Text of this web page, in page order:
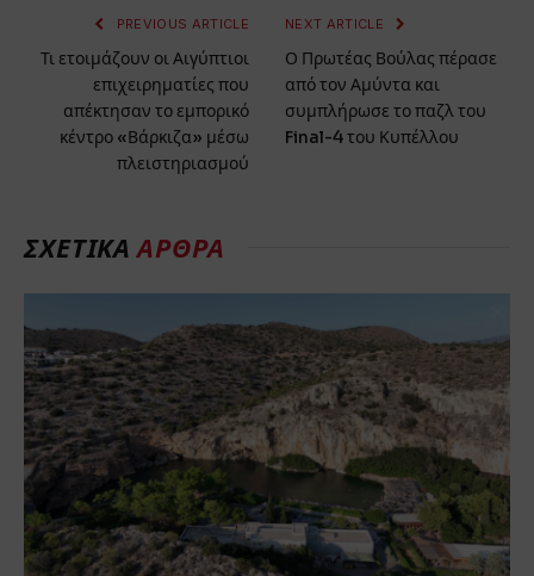
PREVIOUS ARTICLE
Τι ετοιμάζουν οι Αιγύπτιοι
επιχειρηματίες που
απέκτησαν το εμπορικό
κέντρο «Βάρκιζα» μέσω
πλειστηριασμού
NEXT ARTICLE
Ο Πρωτέας Βούλας πέρασε
από τον Αμύντα και
συμπλήρωσε το παζλ του
Final-4 του Κυπέλλου
ΣΧΕΤΙΚΆΆΡΘΡΑ